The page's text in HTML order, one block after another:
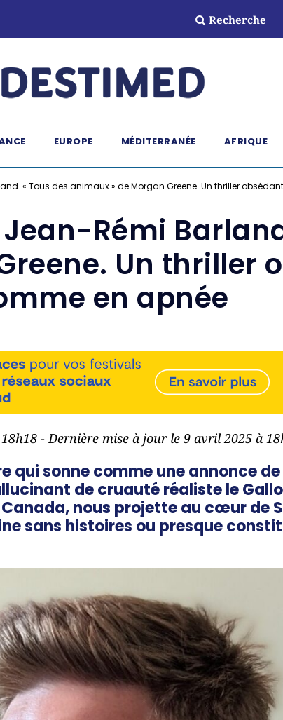
Recherche
EUROPE MÉDITERRANÉE AFRIQUE
« Tous des animaux » de Morgan Greene. Un thriller
Rémi
Un thriller
en apnée
- Dernière mise à jour le 9 avril 2025 à
qui sonne comme une annonce
de cruauté réaliste le
nous projette au cœur de
sans histoires ou presque